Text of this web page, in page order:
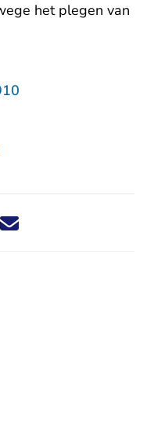
het plegen van
nieuwsbericht via X -
dit nieuwsbericht via
Deel dit nieuwsbericht
Deel dit